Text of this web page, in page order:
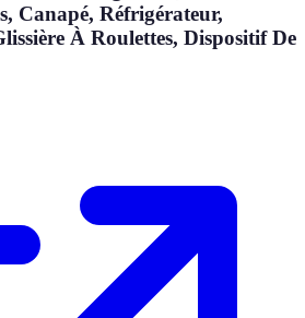
Canapé, Réfrigérateur,
À Roulettes, Dispositif De